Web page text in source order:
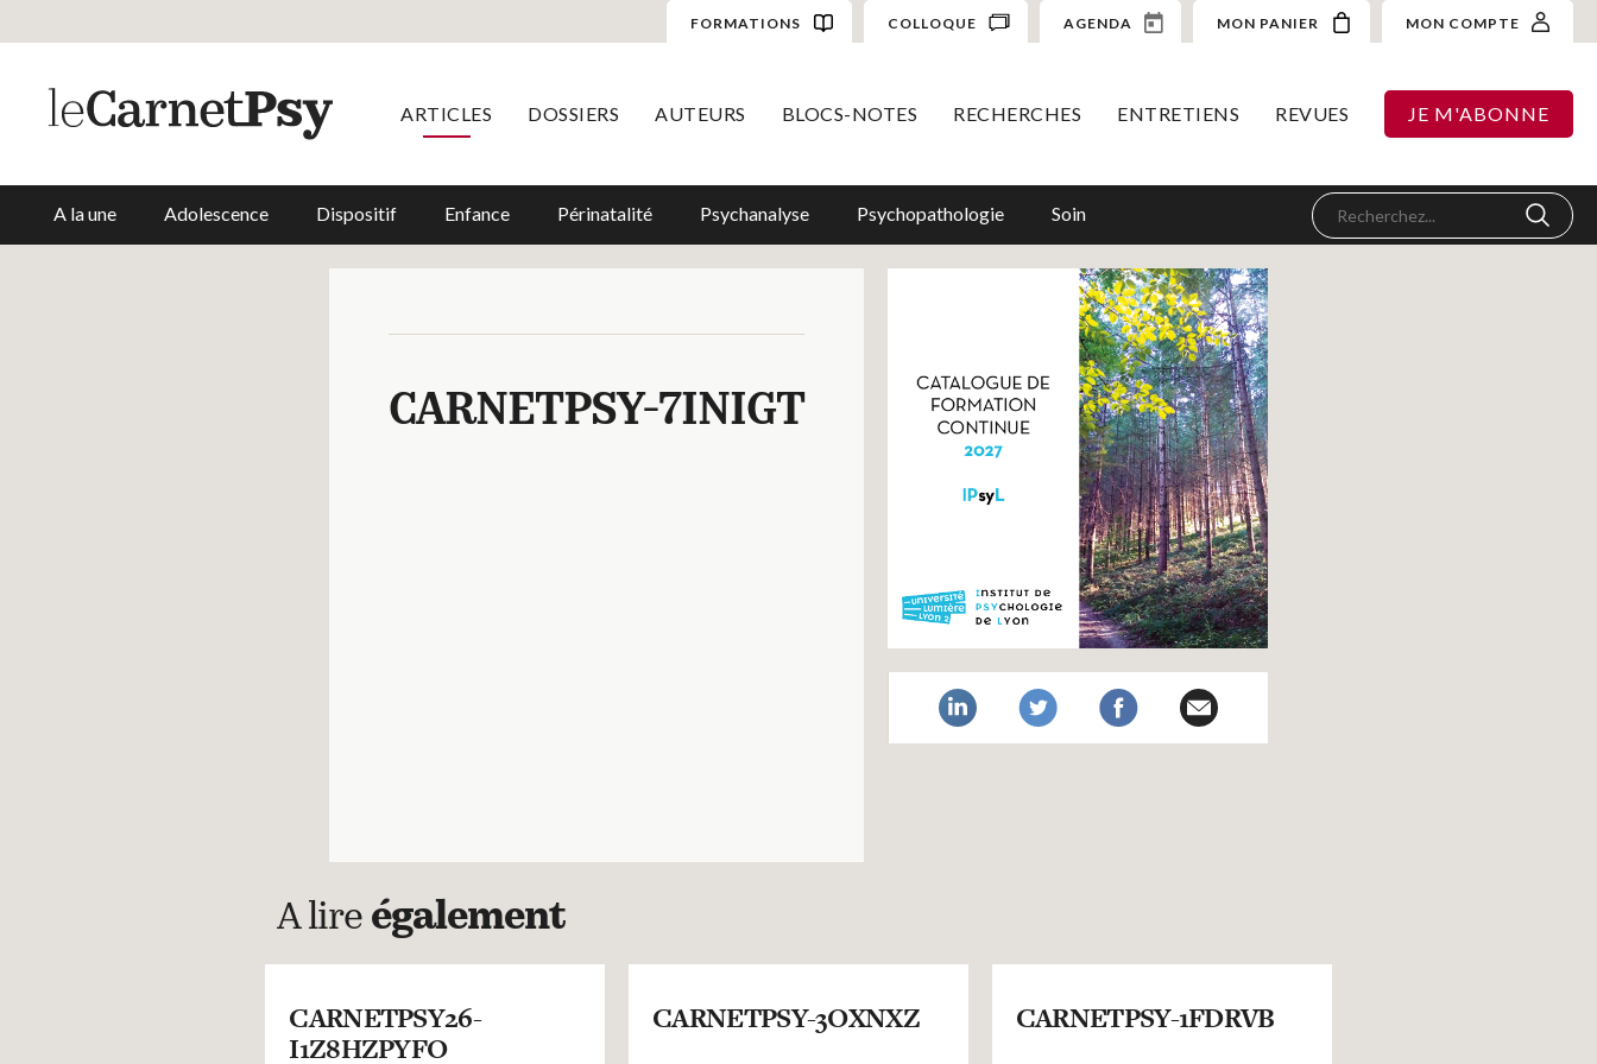
FORMATIONS COLLOQUE AGENDA MON PANIER MON COMPTE
ARTICLES DOSSIERS AUTEURS BLOCS-NOTES RECHERCHES ENTRETIENS REVUES JE M'ABONNE
A la une Adolescence Dispositif Enfance Périnatalité Psychanalyse Psychopathologie Soin
CARNETPSY-7INIGT
A lire également
CARNETPSY26-
I1Z8HZPYFO
CARNETPSY-3OXNXZ CARNETPSY-1FDRVB